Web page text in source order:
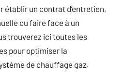
établir un contrat d’entretien,
ou faire face à un
trouverez ici toutes les
pour optimiser la
de chauffage gaz.